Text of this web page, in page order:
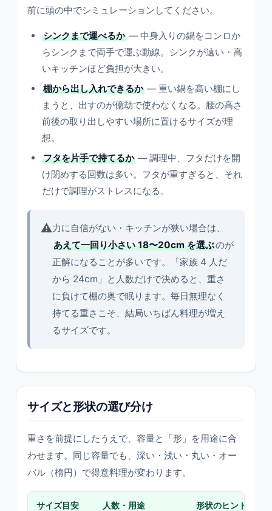
前に頭の中でシミュレーションしてください。
シンクまで運べるか — 中身入りの鍋をコンロか
らシンクまで両手で運ぶ動線。シンクが遠い・高
いキッチンほど負担が大きい。
棚から出し入れできるか — 重い鍋を高い棚にし
まうと、出すのが億劫で使わなくなる。腰の高さ
前後の取り出しやすい場所に置けるサイズが理
想。
フタを片手で持てるか — 調理中、フタだけを開
け閉めする回数は多い。フタが重すぎると、それ
だけで調理がストレスになる。
⚠️力に自信がない・キッチンが狭い場合は、
あえて一回り小さい 18〜20cm を選ぶのが
正解になることが多いです。「家族 4 人だ
から 24cm」と人数だけで決めると、重さ
に負けて棚の奥で眠ります。毎日無理なく
持てる重さこそ、結局いちばん料理が増え
るサイズです。
サイズと形状の選び分け
重さを前提にしたうえで、容量と「形」を用途に合
わせます。同じ容量でも、深い・浅い・丸い・オー
バル（楕円）で得意料理が変わります。
サイズ目安 人数・用途 形状のヒント